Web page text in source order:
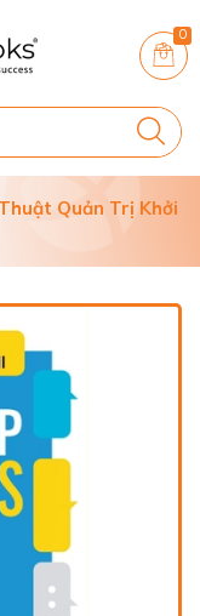
0
Quản Trị Khởi